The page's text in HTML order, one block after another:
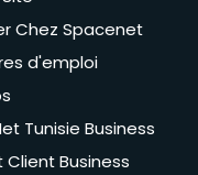
Chez Spacenet
d'emploi
Tunisie Business
Client Business